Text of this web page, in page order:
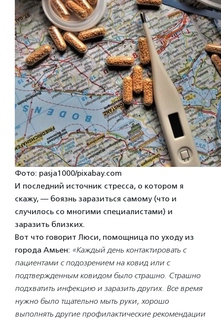
Фото: pasja1000/pixabay.com
И последний источник стресса, о котором я
скажу, — боязнь заразиться самому (что и
случилось со многими специалистами) и
заразить близких.
Вот что говорит Люси, помощница по уходу из
города Амьен: «Каждый день контактировать с
пациентами с подозрением на ковид или с
подтвержденным ковидом было страшно. Страшно
подхватить инфекцию и заразить других. Все время
нужно было тщательно мыть руки, хорошо
выполнять другие профилактические рекомендации